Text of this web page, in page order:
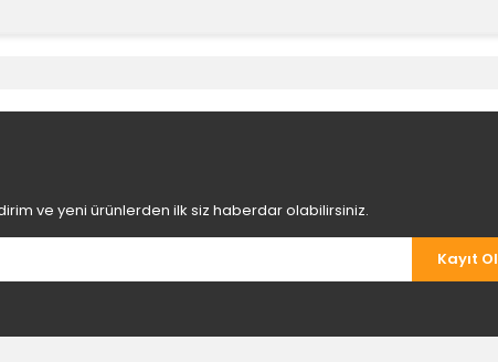
ve yeni ürünlerden ilk siz haberdar olabilirsiniz.
Kayıt Ol